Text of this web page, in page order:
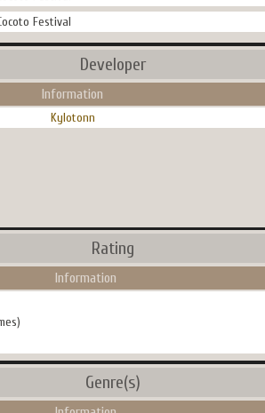
Festival
Developer
Information
Kylotonn
Rating
Information
Genre(s)